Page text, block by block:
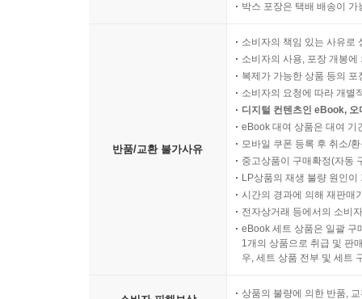
박스 포장은 택배 배송이
반품/교환 불가사유
소비자의 책임 있는 사유로
소비자의 사용, 포장 개봉
복제가 가능한 상품 등의
소비자의 요청에 따라 개별
디지털 컨텐츠인 eBook,
eBook 대여 상품은 대여 기
모바일 쿠폰 등록 후 취소/
중고상품이 구매확정(자동
LP상품의 재생 불량 원인
시간의 경과에 의해 재판매
전자상거래 등에서의 소비
eBook 세트 상품은 일괄 구
1개의 상품으로 취급 및 판
우, 세트 상품 전부 및 세트
상품의 불량에 의한 반품,